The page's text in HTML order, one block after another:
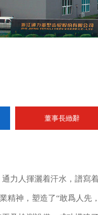
董事長緻辭
力人揮灑着汗水，譜寫
精神，塑造了“敢爲人